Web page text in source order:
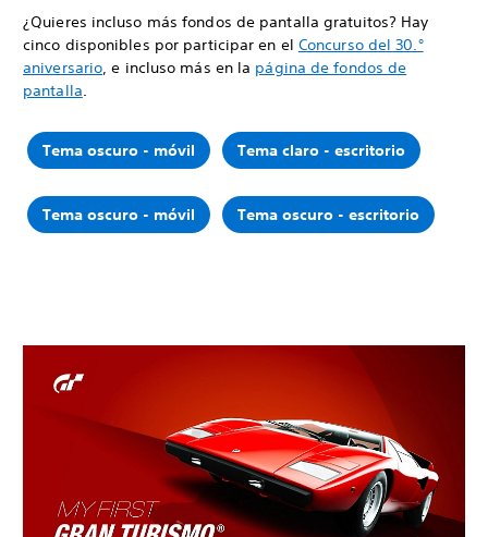
¿Quieres incluso más fondos de pantalla gratuitos? Hay
cinco disponibles por participar en el Concurso del 30.°
aniversario, e incluso más en la página de fondos de
pantalla.
Tema oscuro - móvil Tema claro - escritorio
Tema oscuro - móvil Tema oscuro - escritorio